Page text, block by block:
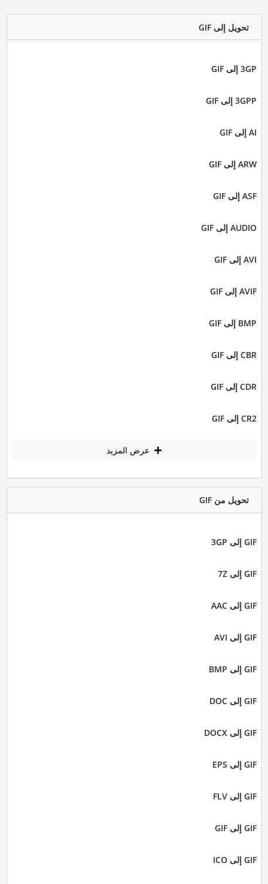
تحويل إلى GIF
3GP إلى GIF
3GPP إلى GIF
AI إلى GIF
ARW إلى GIF
ASF إلى GIF
AUDIO إلى GIF
AVI إلى GIF
AVIF إلى GIF
BMP إلى GIF
CBR إلى GIF
CDR إلى GIF
CR2 إلى GIF
عرض المزيد
تحويل من GIF
GIF إلى 3GP
GIF إلى 7Z
GIF إلى AAC
GIF إلى AVI
GIF إلى BMP
GIF إلى DOC
GIF إلى DOCX
GIF إلى EPS
GIF إلى FLV
GIF إلى GIF
GIF إلى ICO